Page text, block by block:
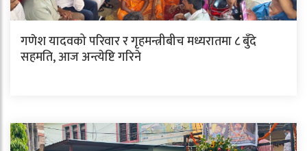
गणेश यादवको परिवार र गृहमन्त्रीबीच मध्यरातमा ८ बुँदे
सहमति, आज अन्त्येष्टि गरिने